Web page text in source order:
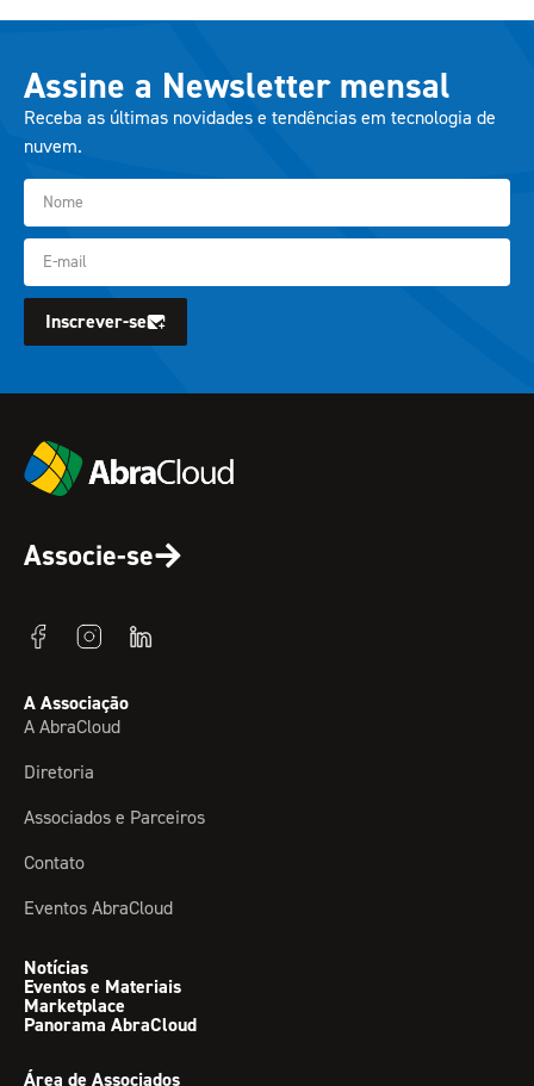
Assine a Newsletter mensal
Receba as últimas novidades e tendências em tecnologia de
nuvem.
Inscrever-se
Associe-se
A Associação
A AbraCloud
Diretoria
Associados e Parceiros
Contato
Eventos AbraCloud
Notícias
Eventos e Materiais
Marketplace
Panorama AbraCloud
Área de Associados